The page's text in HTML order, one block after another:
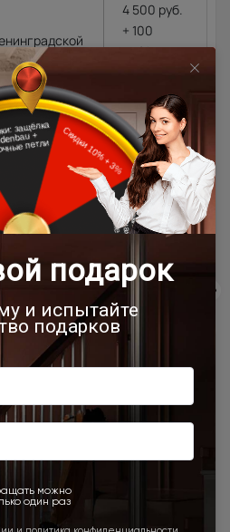
далее
4 500 руб.
+ 100
руб.\км. из
расчёта в
сторону от
МКАД\КАД
по тарифам нашего
при заказе через запрос с
менеджером интернет-
доставке
к категориям:
межкомнатные двери
1000x2100 700x2200
мм
Шампань
Высота 205